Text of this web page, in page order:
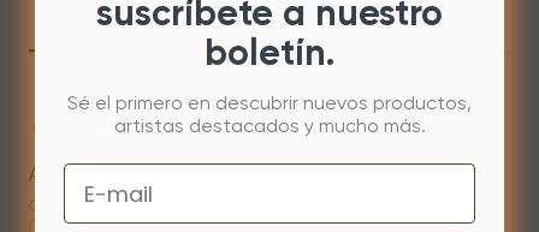
Mac Windows Manual
Mac 10.15
Artist 2048 for Catalina(20191225)
Oct 21,2021 PM 19:54
suscríbete a nuestro
boletín.
Sé el primero en descubrir nuevos productos,
artistas destacados y mucho más.
Email